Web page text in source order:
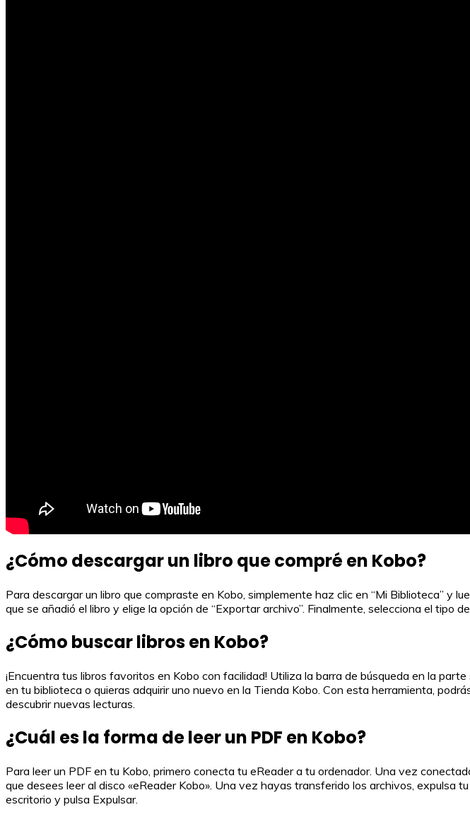
¿Cómo descargar un libro que compré en Kobo?
Para descargar un libro que compraste en Kobo, simplemente haz clic en “Mi Biblioteca” y
que se añadió el libro y elige la opción de “Exportar archivo”. Finalmente, selecciona el tipo
¿Cómo buscar libros en Kobo?
¡Encuentra tus libros favoritos en Kobo con facilidad! Utiliza la barra de búsqueda en la
en tu biblioteca o quieras adquirir uno nuevo en la Tienda Kobo. Con esta herramienta,
descubrir nuevas lecturas.
¿Cuál es la forma de leer un PDF en Kobo?
Para leer un PDF en tu Kobo, primero conecta tu eReader a tu ordenador. Una vez
que desees leer al disco «eReader Kobo». Una vez hayas transferido los archivos, expulsa
escritorio y pulsa Expulsar.